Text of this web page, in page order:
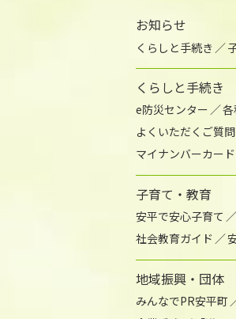
お知らせ
くらしと手続き
くらしと手続き
e防災センター 各
よくいただくご質問
マイナンバーカー
子育て・教育
安平で安心子育て
社会教育ガイド
地域振興・団体
みんなでPR安平町